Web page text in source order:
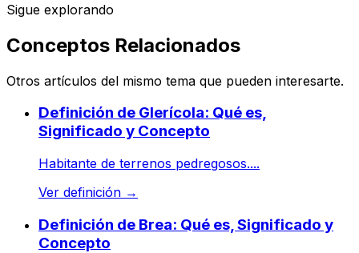
Sigue explorando
Conceptos Relacionados
Otros artículos del mismo tema que pueden interesarte.
Definición de Glerícola: Qué es,
Significado y Concepto
Habitante de terrenos pedregosos....
Ver definición →
Definición de Brea: Qué es, Significado y
Concepto